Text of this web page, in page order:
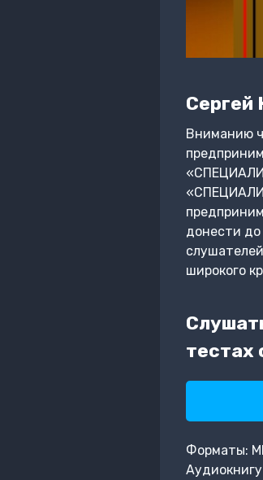
Сергей
Вниманию
донести
широкого
тестах
Форматы: